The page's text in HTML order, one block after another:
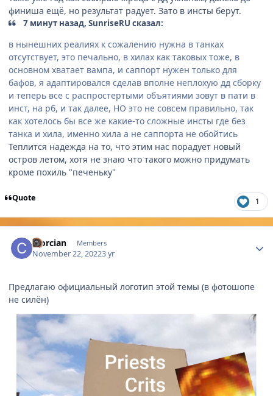
финиша ещё, но результат радует. Зато в инсты берут.
7 минут назад, SunriseRU сказал:
в нынешних реалиях к сожалению нужна в танках
отсутствует, это печально, в хилах как таковых тоже, в
основном хватает вампа, и саппорт нужен только для
бафов, я адаптировался сделав вполне неплохую дд сборку
и теперь все с распростертыми объятиями зовут в пати в
инст, на рб, и так далее, НО это не совсем правильно, так
как хотелось бы все же какие-то сложные инсты где без
танка и хила, именно хила а не саппорта не обойтись
Теплится надежда на то, что этим нас порадует новый
остров летом, хотя не знаю что такого можно придумать
кроме похиль "печеньку"
Quote 1
Clorcian Members
November 22, 20223 yr
Предлагаю официальный логотип этой темы (в фотошопе
не силён)